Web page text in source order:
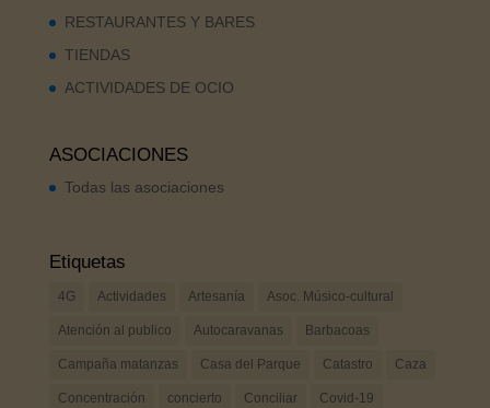
RESTAURANTES Y BARES
TIENDAS
ACTIVIDADES DE OCIO
ASOCIACIONES
Todas las asociaciones
Etiquetas
4G Actividades Artesanía Asoc. Músico-cultural
Atención al publico Autocaravanas Barbacoas
Campaña matanzas Casa del Parque Catastro Caza
Concentración concierto Conciliar Covid-19